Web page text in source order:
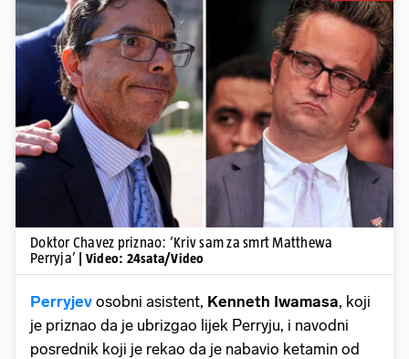
Pokretanje videa...
Doktor Chavez priznao: ’Kriv sam za smrt Matthewa
Perryja’
| Video: 24sata/Video
Perryjev osobni asistent, Kenneth Iwamasa, koji
je priznao da je ubrizgao lijek Perryju, i navodni
posrednik koji je rekao da je nabavio ketamin od